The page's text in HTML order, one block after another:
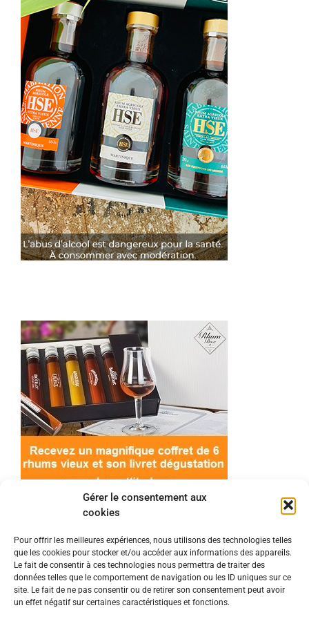
Gérer le consentement aux
cookies
Pour offrir les meilleures expériences, nous utilisons des technologies telles
que les cookies pour stocker et/ou accéder aux informations des appareils.
Le fait de consentir à ces technologies nous permettra de traiter des
données telles que le comportement de navigation ou les ID uniques sur ce
site. Le fait de ne pas consentir ou de retirer son consentement peut avoir
un effet négatif sur certaines caractéristiques et fonctions.
© 2022 Meilleur-rhum.net - Tous droits réservés
Mentions légales-Politique de cookies